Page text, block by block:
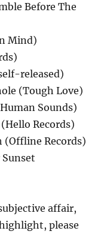
Before The
Mind)
released)
(Tough Love)
Sounds)
Records)
(Offline Records)
affair,
please